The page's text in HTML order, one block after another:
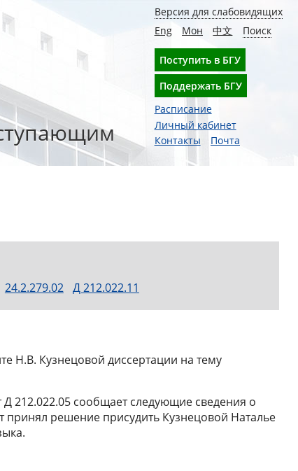
Версия для слабовидящих
Eng
Мон 中文 Поиск
Поступить в БГУ
Поддержать БГУ
Расписание
Личный кабинет
Контакты
Почта
24.2.279.02 Д 212.022.11
Н.В. Кузнецовой диссертации на тему
212.022.05 сообщает следующие сведения о
решение присудить Кузнецовой Наталье